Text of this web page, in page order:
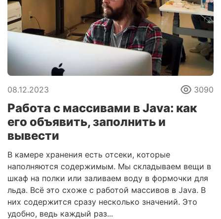
08.12.2023 3090
Работа с массивами в Java: как
его объявить, заполнить и
вывести
В камере хранения есть отсеки, которые
наполняются содержимым. Мы складываем вещи в
шкаф на полки или заливаем воду в формочки для
льда. Всё это схоже с работой массивов в Java. В
них содержится сразу несколько значений. Это
удобно, ведь каждый раз...